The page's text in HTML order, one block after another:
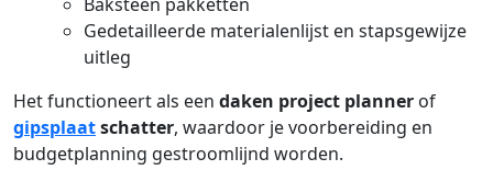
Gedetailleerde materialenlijst en stapsgewijze
uitleg
Het functioneert als een daken project planner of
gipsplaatschatter, waardoor je voorbereiding en
budgetplanning gestroomlijnd worden.